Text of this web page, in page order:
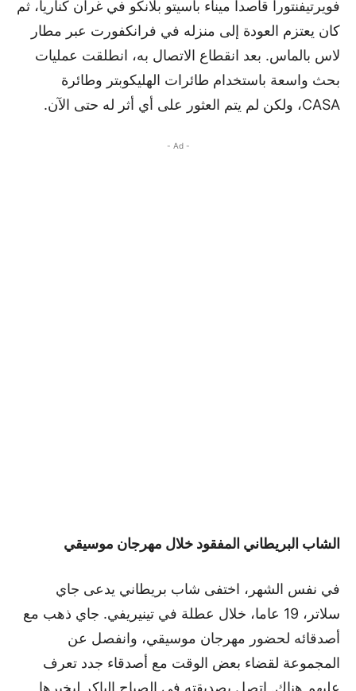
فويرتيفنتورا قاصدا ميناء باسيتو بلانكو في غران كناريا، ثم
كان يعتزم العودة إلى منزله في فرانكفورت عبر مطار
لاس بالماس. بعد انقطاع الاتصال به، انطلقت عمليات
بحث واسعة باستخدام طائرات الهليكوبتر وطائرة
CASA، ولكن لم يتم العثور على أي أثر له حتى الآن.
- Ad -
الشاب البريطاني المفقود خلال مهرجان موسيقي
في نفس الشهر، اختفى شاب بريطاني يدعى جاي
سلاتر، 19 عاما، خلال عطلة في تينيريفي. جاي ذهب مع
أصدقائه لحضور مهرجان موسيقي، وانفصل عن
المجموعة لقضاء بعض الوقت مع أصدقاء جدد تعرف
عليهم هناك. اتصل بصديقته في الصباح الباكر ليخبرها